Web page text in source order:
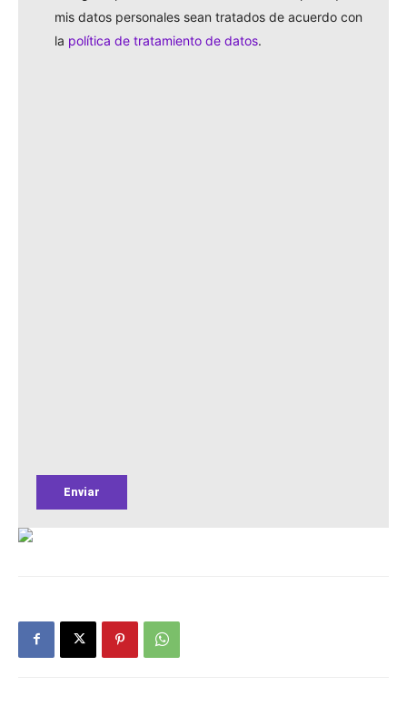
mis datos personales sean tratados de acuerdo con
la política de tratamiento de datos.